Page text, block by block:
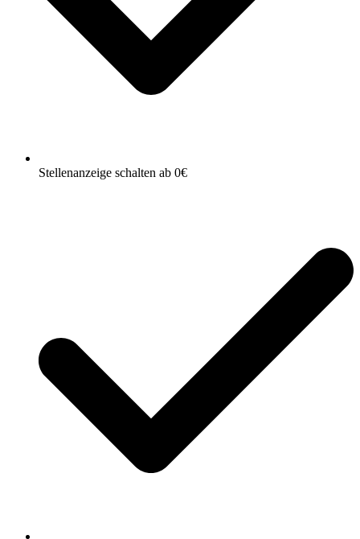
Stellenanzeige schalten ab 0€